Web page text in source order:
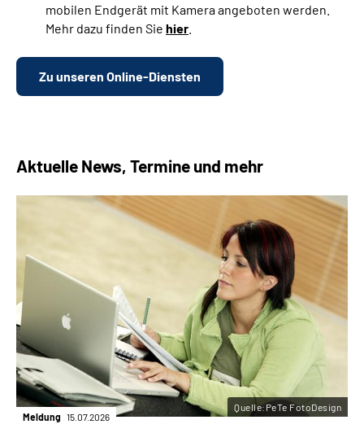
mobilen Endgerät mit Kamera angeboten werden.
Mehr dazu finden Sie hier
Zu unseren Online-Diensten
Aktuelle News, Termine und mehr
Meldung 15.07.2026
Quelle:PeTe FotoDesign